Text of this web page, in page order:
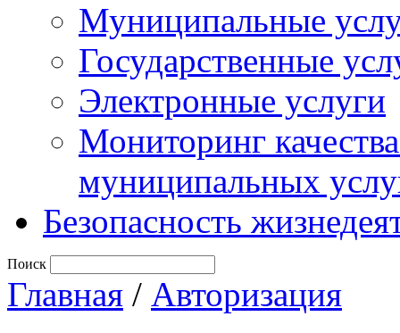
Муниципальные
Государственные
Электронные услуги
Мониторинг
муниципальных
Безопасность
Поиск
Главная / Авторизация